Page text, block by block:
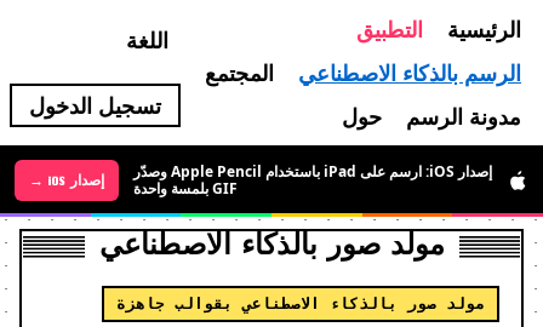
الرئيسية
التطبيق
الرسم بالذكاء الاصطناعي
المجتمع
مدونة الرسم
حول
اللغة
تسجيل الدخول
إصدار Android → إصدار iOS: ارسم على iPad باستخدام Apple Pencil وصدّر
GIF بلمسة واحدة
إصدار iOS →
مولد صور بالذكاء الاصطناعي
مولد صور بالذكاء الاصطناعي بقوالب جاهزة